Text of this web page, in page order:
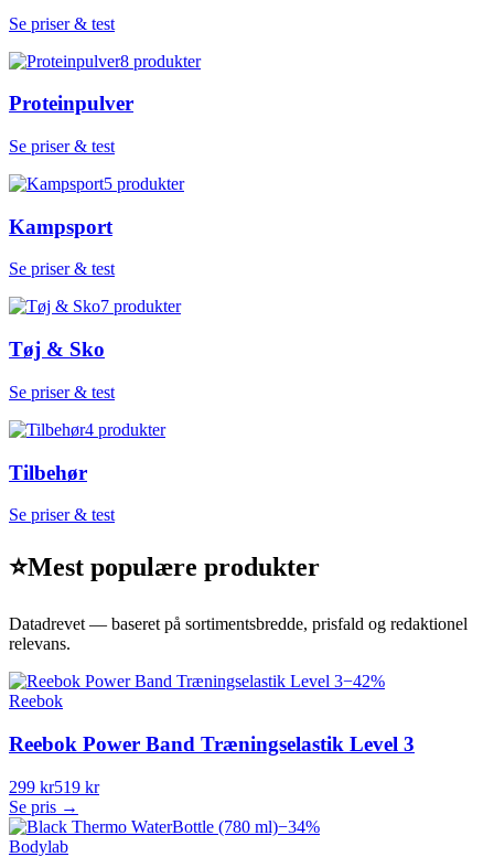
Se priser & test
8 produkter
Proteinpulver
Se priser & test
5 produkter
Kampsport
Se priser & test
7 produkter
Tøj & Sko
Se priser & test
4 produkter
Tilbehør
Se priser & test
⭐Mest populære produkter
Datadrevet — baseret på sortimentsbredde, prisfald og redaktionel
relevans.
−42%
Reebok
Reebok Power Band Træningselastik Level 3
299 kr519 kr
Se pris →
−34%
Bodylab